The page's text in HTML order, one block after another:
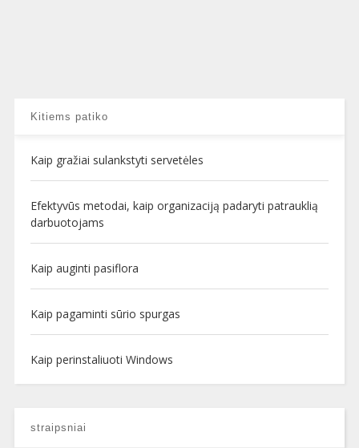
Kitiems patiko
Kaip gražiai sulankstyti servetėles
Efektyvūs metodai, kaip organizaciją padaryti patrauklią
darbuotojams
Kaip auginti pasiflora
Kaip pagaminti sūrio spurgas
Kaip perinstaliuoti Windows
straipsniai